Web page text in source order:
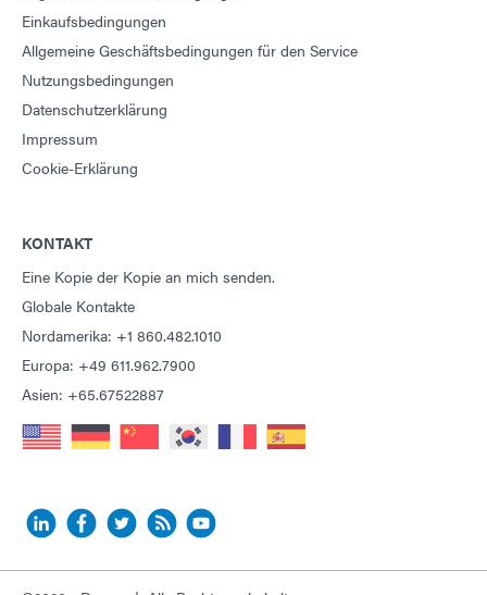
Einkaufsbedingungen
Allgemeine Geschäftsbedingungen für den Service
Nutzungsbedingungen
Datenschutzerklärung
Impressum
Cookie-Erklärung
KONTAKT
Eine Kopie der Kopie an mich senden.
Globale Kontakte
Nordamerika: +1 860.482.1010
Europa: +49 611.962.7900
Asien: +65.67522887